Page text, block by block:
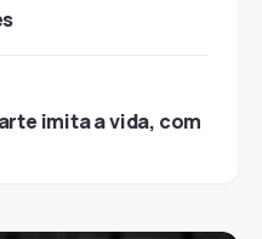
imita a vida, com